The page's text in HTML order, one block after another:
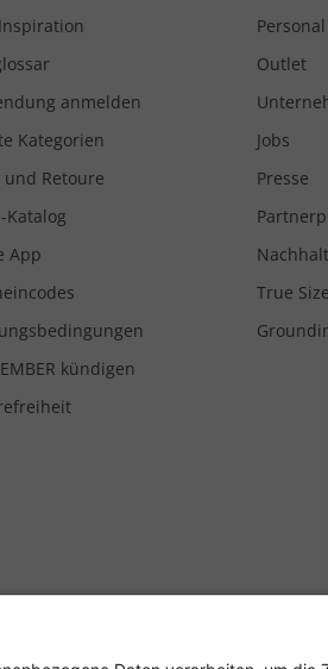
anmelden
Kategorien
und Retoure
Katalog
App
kündigen
Outlet
Jobs
Presse
True